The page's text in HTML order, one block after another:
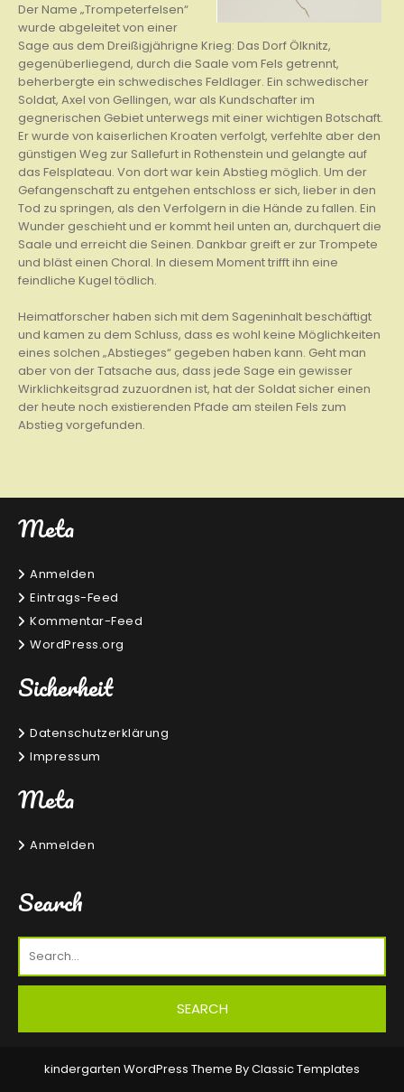
Der Name „Trompeterfelsen“
wurde abgeleitet von einer
Sage aus dem Dreißigjährigne Krieg: Das Dorf Ölknitz,
gegenüberliegend, durch die Saale vom Fels getrennt,
beherbergte ein schwedisches Feldlager. Ein schwedischer
Soldat, Axel von Gellingen, war als Kundschafter im
gegnerischen Gebiet unterwegs mit einer wichtigen Botschaft.
Er wurde von kaiserlichen Kroaten verfolgt, verfehlte aber den
günstigen Weg zur Sallefurt in Rothenstein und gelangte auf
das Felsplateau. Von dort war kein Abstieg möglich. Um der
Gefangenschaft zu entgehen entschloss er sich, lieber in den
Tod zu springen, als den Verfolgern in die Hände zu fallen. Ein
Wunder geschieht und er kommt heil unten an, durchquert die
Saale und erreicht die Seinen. Dankbar greift er zur Trompete
und bläst einen Choral. In diesem Moment trifft ihn eine
feindliche Kugel tödlich.
Heimatforscher haben sich mit dem Sageninhalt beschäftigt
und kamen zu dem Schluss, dass es wohl keine Möglichkeiten
eines solchen „Abstieges“ gegeben haben kann. Geht man
aber von der Tatsache aus, dass jede Sage ein gewisser
Wirklichkeitsgrad zuzuordnen ist, hat der Soldat sicher einen
der heute noch existierenden Pfade am steilen Fels zum
Abstieg vorgefunden.
Meta
Anmelden
Eintrags-Feed
Kommentar-Feed
WordPress.org
Sicherheit
Datenschutzerklärung
Impressum
Meta
Anmelden
Search
kindergarten WordPress Theme By Classic Templates